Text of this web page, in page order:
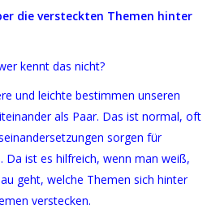
die versteckten Themen hinter
kennt das nicht?
und leichte bestimmen unseren
als Paar. Das ist normal, oft
sorgen für
Da ist es hilfreich, wenn man weiß,
geht, welche Themen sich hinter
verstecken.